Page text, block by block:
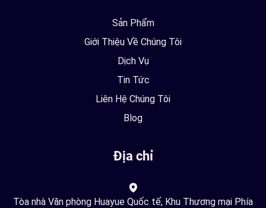
Sản Phẩm
Giới Thiệu Về Chúng Tôi
Dịch Vụ
Tin Tức
Liên Hệ Chúng Tôi
Blog
Địa chỉ
Tòa nhà Văn phòng Huayue Quốc tế, Khu Thương mại Phía